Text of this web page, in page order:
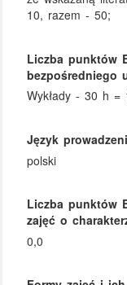
10, razem - 50;
Liczba punktów
bezpośredniego
Wykłady - 30 h =
Język
polski
Liczba punktów
zajęć o
0,0